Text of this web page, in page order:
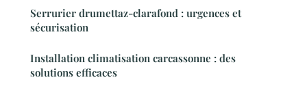
Serrurier drumettaz-clarafond : urgences et
sécurisation
Installation climatisation carcassonne : des
solutions efficaces